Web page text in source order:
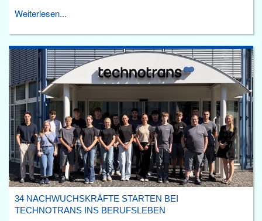
Weiterlesen...
34 NACHWUCHSKRÄFTE STARTEN BEI
TECHNOTRANS INS BERUFSLEBEN